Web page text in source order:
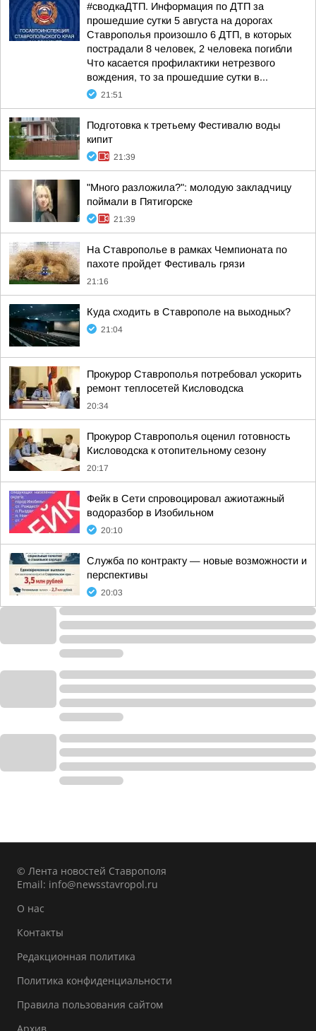
#сводкаДТП. Информация по ДТП за
прошедшие сутки 5 августа на дорогах
Ставрополья произошло 6 ДТП, в которых
пострадали 8 человек, 2 человека погибли
Что касается профилактики нетрезвого
вождения, то за прошедшие сутки в...
21:51
Подготовка к третьему Фестивалю воды
кипит
21:39
"Много разложила?": молодую закладчицу
поймали в Пятигорске
21:39
На Ставрополье в рамках Чемпионата по
пахоте пройдет Фестиваль грязи
21:16
Куда сходить в Ставрополе на выходных?
21:04
Прокурор Ставрополья потребовал ускорить
ремонт теплосетей Кисловодска
20:34
Прокурор Ставрополья оценил готовность
Кисловодска к отопительному сезону
20:17
Фейк в Сети спровоцировал ажиотажный
водоразбор в Изобильном
20:10
Служба по контракту — новые возможности и
перспективы
20:03
© Лента новостей Ставрополя
Email: info@newsstavropol.ru
О нас
Контакты
Редакционная политика
Политика конфиденциальности
Правила пользования сайтом